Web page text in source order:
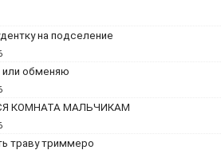
на подселение
обменяю
КОМНАТА МАЛЬЧИКАМ
траву триммеро